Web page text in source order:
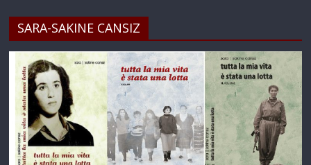
SARA-SAKINE CANSIZ